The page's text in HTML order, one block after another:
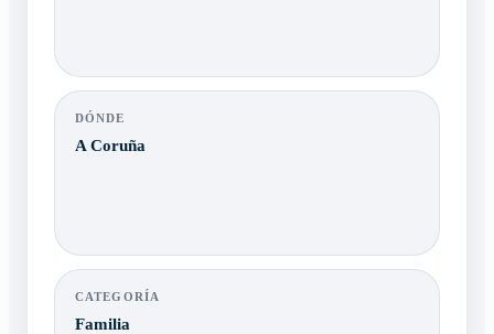
DÓNDE
A Coruña
CATEGORÍA
Familia